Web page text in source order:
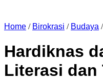
Home / Birokrasi / Budaya /
Hardiknas
Literasi dan